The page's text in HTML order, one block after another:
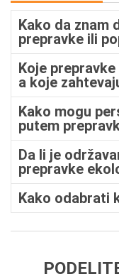
Kako da znam
prepravke ili
Koje
a koje
Kako mogu
putem
Da li je
prepravke
Kako odabrati